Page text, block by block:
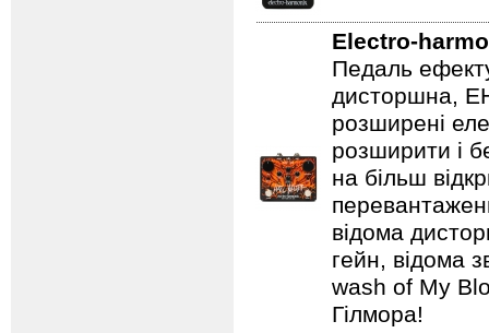
Electro-
Педаль
дисторшна,
розширені
розширити і
на більш
відома
гейн, відома
wash of My
Гілмора!